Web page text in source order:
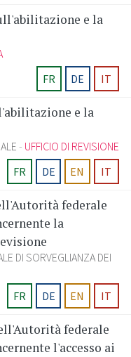
e la
FR
DE IT
e la
UFFICIO DI REVISIONE
FR
DE EN IT
federale
la
DI SORVEGLIANZA DEI
FR
DE EN IT
federale
l'accesso ai